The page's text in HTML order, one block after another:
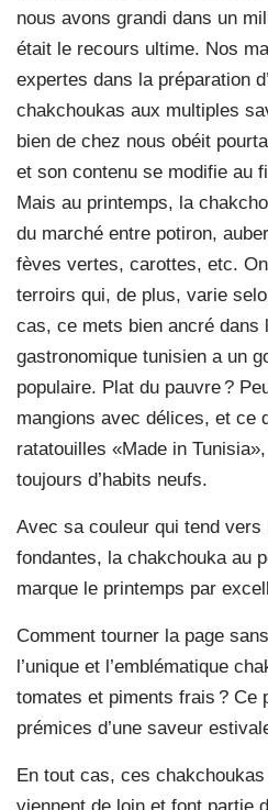
nous avons grandi dans un
était le recours ultime. Nos
expertes dans la préparation
chakchoukas aux multiples
bien de chez nous obéit
et son contenu se modifie au
Mais au printemps, la
du marché entre potiron,
fèves vertes, carottes, etc.
terroirs qui, de plus, varie
cas, ce mets bien ancré dans
gastronomique tunisien a un
populaire. Plat du pauvre ?
mangions avec délices, et ce
ratatouilles «Made in
toujours d’habits neufs.
Avec sa couleur qui tend vers
fondantes, la chakchouka au
marque le printemps par
Comment tourner la page
l’unique et l’emblématique
tomates et piments frais ? Ce
prémices d’une saveur
En tout cas, ces